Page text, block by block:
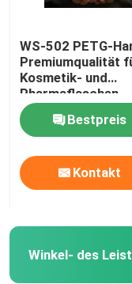
WS-502 PETG-
Premiumqualität
Kosmetik- und
Pharmaflaschen
Bestpreis
Kontakt
Winkel- des